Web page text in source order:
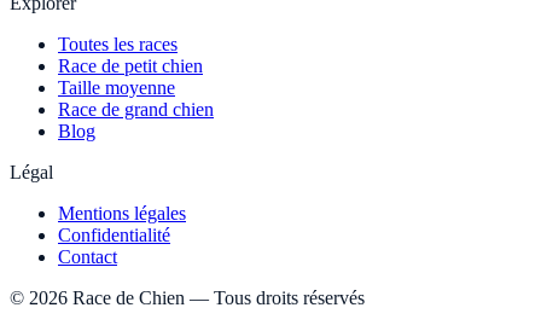
Toutes les races
Race de petit chien
Taille moyenne
Race de grand chien
Blog
Légal
Mentions légales
Confidentialité
Contact
© 2026 Race de Chien — Tous droits réservés